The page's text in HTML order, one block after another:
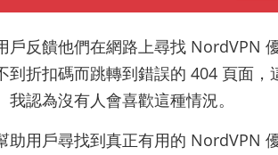
戶反饋他們在網路上尋找 NordVPN
到折扣碼而跳轉到錯誤的 404 頁面
我認為沒有人會喜歡這種情況。
助用戶尋找到真正有用的 NordVPN